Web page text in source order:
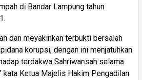
di Bandar Lampung tahun
dan meyakinkan terbukti bersalah
korupsi, dengan ini menjatuhkan
terdakwa Sahriwansah selama
kata Ketua Majelis Hakim Pengadilan